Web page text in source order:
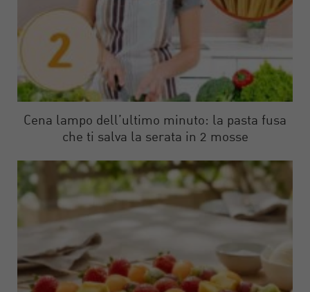
Cena lampo dell’ultimo minuto: la pasta fusa
che ti salva la serata in 2 mosse